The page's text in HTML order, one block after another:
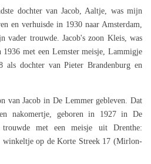
dochter van Jacob, Aaltje, was mijn
en verhuisde in 1930 naar Amsterdam,
vader trouwde. Jacob's zoon Kleis, was
met een Lemster meisje, Lammigje
als dochter van Pieter Brandenburg en
van Jacob in De Lemmer gebleven. Dat
nakomertje, geboren in 1927 in De
met een meisje uit Drenthe:
winkeltje op de Korte Streek 17 (Mirlon-